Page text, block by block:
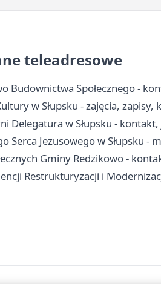
teleadresowe
Budownictwa Społecznego -
w Słupsku - zajęcia, zapisy,
Delegatura w Słupsku -
Serca Jezusowego w Słupsku -
Gminy Redzikowo -
Restrukturyzacji i